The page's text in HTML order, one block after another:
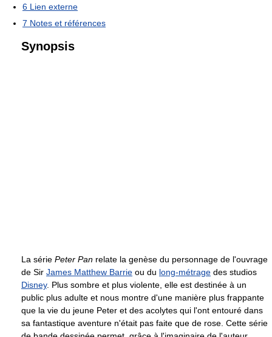
6 Lien externe
7 Notes et références
Synopsis
La série Peter Pan relate la genèse du personnage de l'ouvrage
de Sir James Matthew Barrie ou du long-métrage des studios
Disney. Plus sombre et plus violente, elle est destinée à un
public plus adulte et nous montre d'une manière plus frappante
que la vie du jeune Peter et des acolytes qui l'ont entouré dans
sa fantastique aventure n'était pas faite que de rose. Cette série